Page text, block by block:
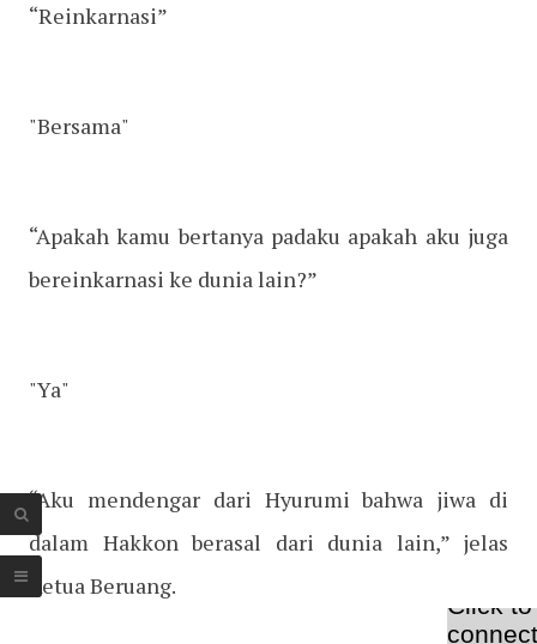
“Reinkarnasi”
"Bersama"
“Apakah kamu bertanya padaku apakah aku juga
bereinkarnasi ke dunia lain?”
"Ya"
“Aku mendengar dari Hyurumi bahwa jiwa di
dalam Hakkon berasal dari dunia lain,” jelas
Ketua Beruang.